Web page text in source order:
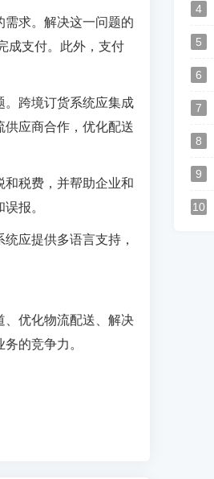
求。解决这一问题的
成支付。此外，支付
。跨境订货系统应集成
应商合作，优化配送
税费，并帮助企业和
报。
应提供多语言支持，
、优化物流配送、解决
的竞争力。
4
5
6
7
8
9
10